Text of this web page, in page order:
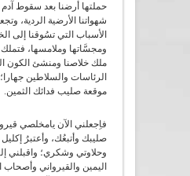
حملتها أرضنا بعد سقوط آدم
شهواتنا الأرضية الردية،
الأسباب التي تسُوقنا إلى
ومجسَّاتها وملامسها،
ملك خلاصنا ومنشئ الكون
الرئاسات والسلاطين
موقعة صليب فدائك الثمين.
فاِجعلني الآن يامخلصي
صليبك وأتبعُك، وأعتبرُ
وحلاوتي وشكري؛ واقبلني
اليمين والقيرواني وأصحاب